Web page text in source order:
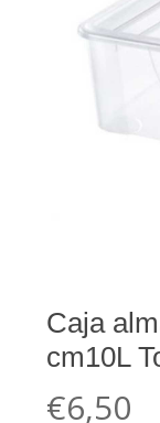
Caja
cm10L
€6,50